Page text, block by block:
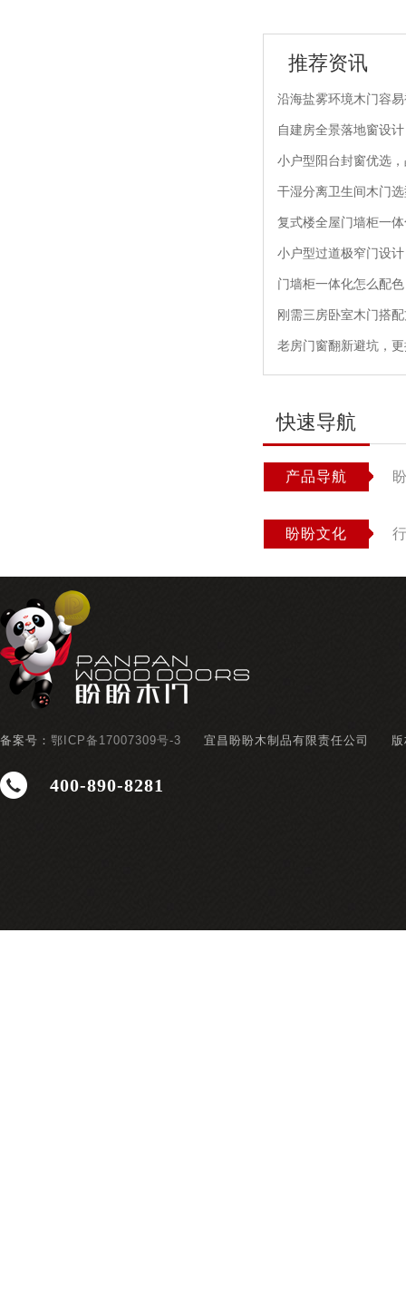
推荐资讯
沿海盐雾环境木门容
自建房全景落地窗设
小户型阳台封窗优选
干湿分离卫生间木门
复式楼全屋门墙柜一
小户型过道极窄门设
门墙柜一体化怎么配
刚需三房卧室木门搭
老房门窗翻新避坑，
快速导航
产品导航
盼盼文化
备案号： 鄂ICP备17007309号-3 宜昌盼盼木制品有限责任公司
400-890-8281